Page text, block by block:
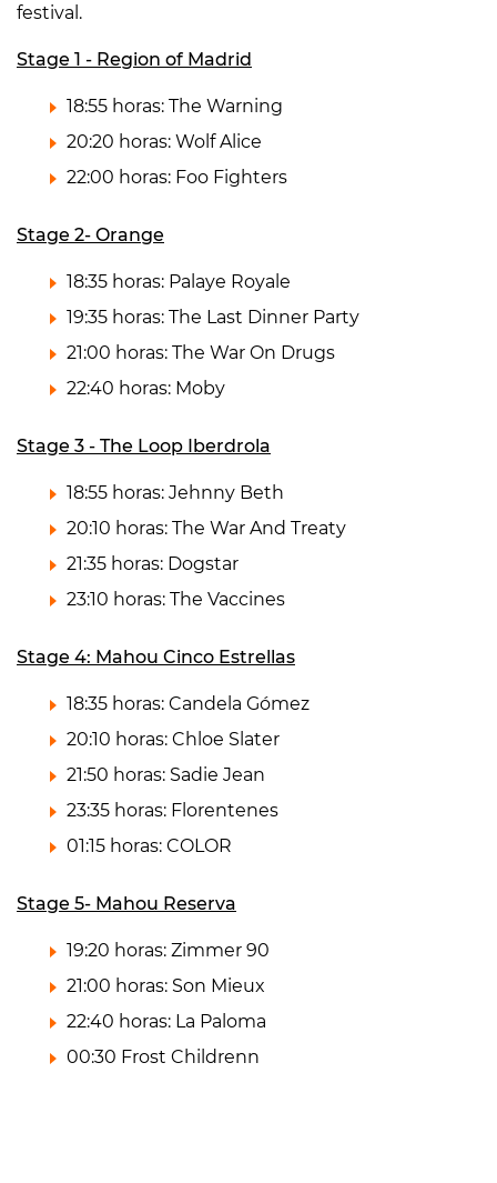
festival.
Stage 1 - Region of Madrid
18:55 horas: The Warning
20:20 horas: Wolf Alice
22:00 horas: Foo Fighters
Stage 2- Orange
18:35 horas: Palaye Royale
19:35 horas: The Last Dinner Party
21:00 horas: The War On Drugs
22:40 horas: Moby
Stage 3 - The Loop Iberdrola
18:55 horas: Jehnny Beth
20:10 horas: The War And Treaty
21:35 horas: Dogstar
23:10 horas: The Vaccines
Stage 4: Mahou Cinco Estrellas
18:35 horas: Candela Gómez
20:10 horas: Chloe Slater
21:50 horas: Sadie Jean
23:35 horas: Florentenes
01:15 horas: COLOR
Stage 5- Mahou Reserva
19:20 horas: Zimmer 90
21:00 horas: Son Mieux
22:40 horas: La Paloma
00:30 Frost Childrenn